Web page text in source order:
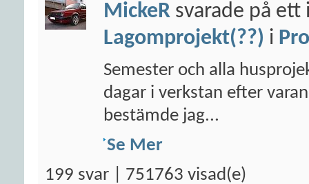
MickeR svarade på ett
Lagomprojekt(??) i
Semester och alla
dagar i verkstan efter
bestämde jag...
Se Mer
199 svar | 751763 visad(e)